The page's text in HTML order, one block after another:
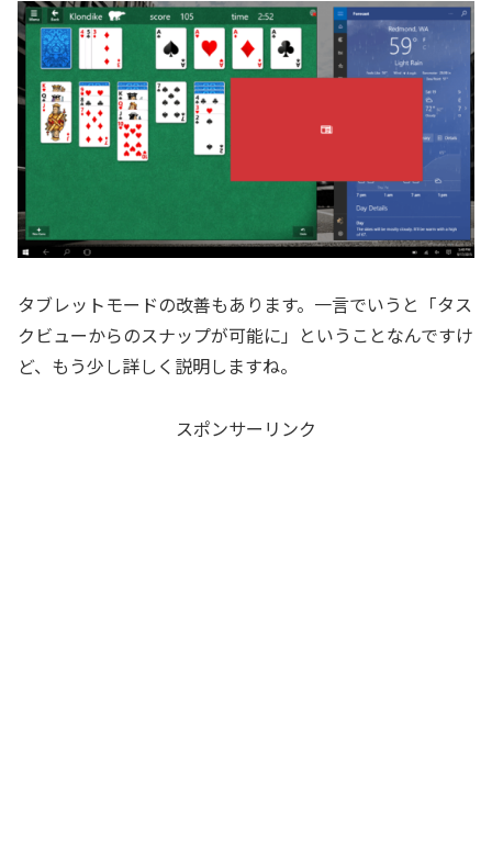
タブレットモードの改善もあります。一言でいうと「タス
クビューからのスナップが可能に」ということなんですけ
ど、もう少し詳しく説明しますね。
スポンサーリンク